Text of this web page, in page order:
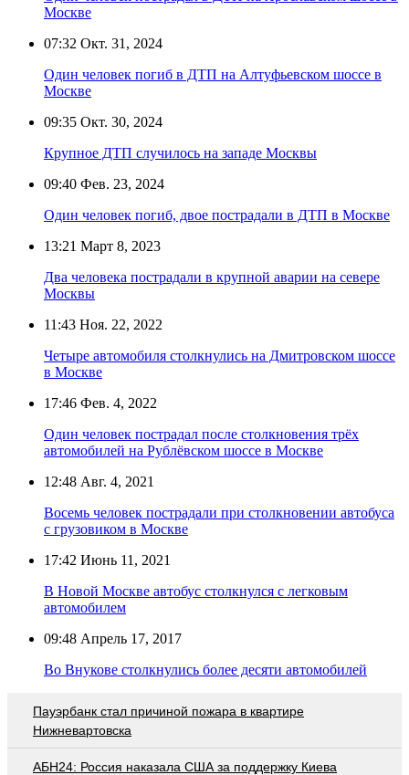
Москве
07:32 Окт. 31, 2024
Один человек погиб в ДТП на Алтуфьевском шоссе в
Москве
09:35 Окт. 30, 2024
Крупное ДТП случилось на западе Москвы
09:40 Фев. 23, 2024
Один человек погиб, двое пострадали в ДТП в Москве
13:21 Март 8, 2023
Два человека пострадали в крупной аварии на севере
Москвы
11:43 Ноя. 22, 2022
Четыре автомобиля столкнулись на Дмитровском шоссе
в Москве
17:46 Фев. 4, 2022
Один человек пострадал после столкновения трёх
автомобилей на Рублёвском шоссе в Москве
12:48 Авг. 4, 2021
Восемь человек пострадали при столкновении автобуса
с грузовиком в Москве
17:42 Июнь 11, 2021
В Новой Москве автобус столкнулся с легковым
автомобилем
09:48 Апрель 17, 2017
Во Внукове столкнулись более десяти автомобилей
Пауэрбанк стал причиной пожара в квартире
Нижневартовска
АБН24: Россия наказала США за поддержку Киева